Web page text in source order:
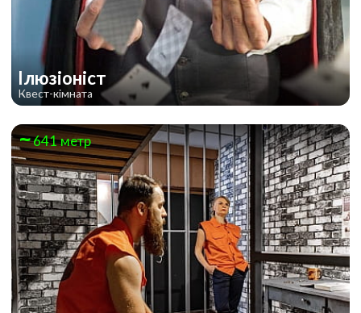
Ілюзіоніст
Квест-кімната
641 метр